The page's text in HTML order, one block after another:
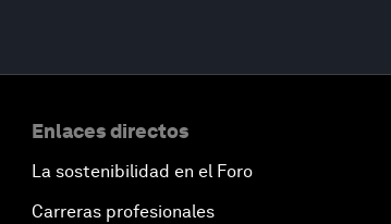
Enlaces directos
La sostenibilidad en el Foro
Carreras profesionales